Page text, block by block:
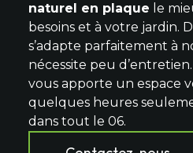
naturel en plaque le
besoins et à votre jardin.
s’adapte parfaitement à
nécessite peu d’entretien.
vous apporte un espace
quelques heures
dans tout le 06.